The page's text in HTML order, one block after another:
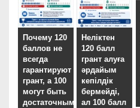
Почему 120
баллов не
всегда
гарантируют
грант, а 100
могут быть
достаточными?
Неліктен
120 балл
грант алуға
әрдайым
кепілдік
бермейді,
ал 100 балл